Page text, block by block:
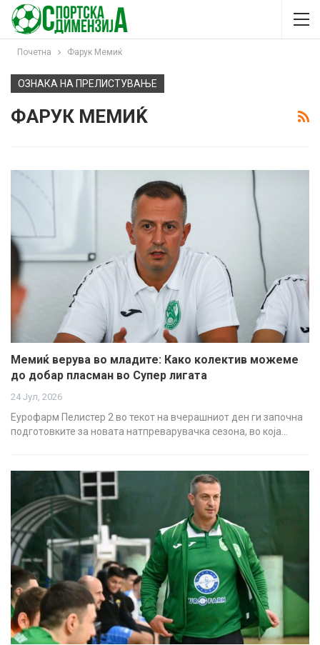
Почетна Фарук Мемиќ
ОЗНАКА НА ПРЕЛИСТУВАЊЕ
ФАРУК МЕМИЌ
Мемиќ верува во младите: Како колектив можеме
до добар пласман во Супер лигата
24 Јул, 2026
Еурофарм Пелистер 2 во текот на вчерашниот ден ги започна
подготовките за новата натпреварувачка сезона, во која…